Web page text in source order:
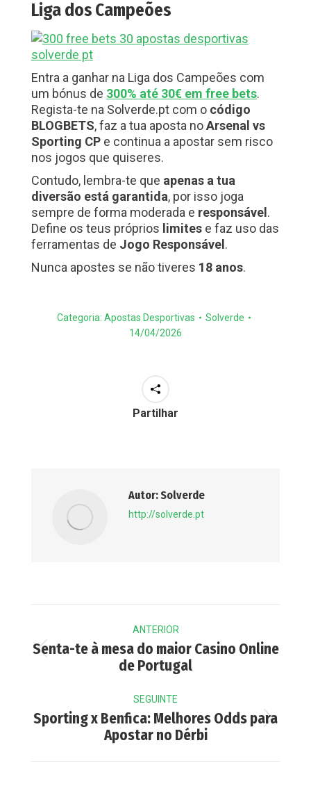
Liga dos Campeões
Entra a ganhar na Liga dos Campeões com
um bónus de 300% até 30€ em free bets.
Regista-te na Solverde.pt com o código
BLOGBETS, faz a tua aposta noArsenal vs
Sporting CPe continua a apostar sem risco
nos jogos que quiseres.
Contudo, lembra-te que apenas a tua
diversão está garantida, por isso joga
sempre de forma moderada e responsável .
Define os teus próprios limitese faz uso das
ferramentas de Jogo Responsável .
Nunca apostes se não tiveres 18 anos.
Categoria: Apostas Desportivas
Solverde
14/04/2026
Partilhar
Autor:Solverde
http://solverde.pt
navigation
ANTERIOR
Previous
post:
Senta-te à mesa do maior Casino Online
de Portugal
SEGUINTE
Next
post:
Sporting x Benfica: Melhores Odds para
Apostar no Dérbi